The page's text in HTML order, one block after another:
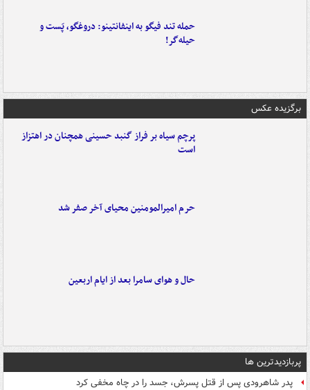
حمله تند فیگو به اینفانتینو: دروغگو، پَست‌ و
حیله‌گر!
برگزیده عکس
پرچم سیاه بر فراز گنبد حسینی همچنان در اهتزاز
است
حرم امیرالمومنین محیای آخر صفر شد
حال و هوای سامرا بعد از ایام اربعین
پربازدیدترین ها
پدر شاهرودی پس از قتل پسرش، جسد را در چاه مخفی کرد